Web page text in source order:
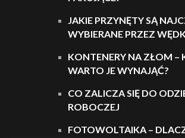
JAKIE PRZYNĘTY SĄ
WYBIERANE PRZEZ
KONTENERY NA ZŁOM –
WARTO JE WYNAJĄĆ?
CO ZALICZA SIĘ DO
ROBOCZEJ
FOTOWOLTAIKA –